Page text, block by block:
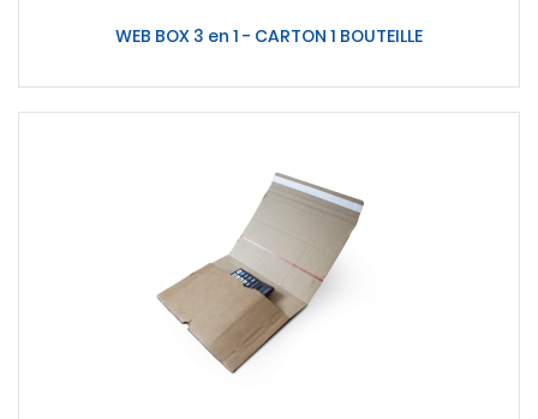
WEB BOX 3 en 1 - CARTON 1 BOUTEILLE